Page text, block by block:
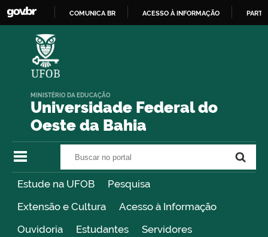
COMUNICA BR ACESSO À INFORMAÇÃO
Universidade Federal do
Oeste da Bahia
MINISTÉRIO DA EDUCAÇÃO
Estude na UFOB
Pesquisa
Extensão e Cultura
Acesso à Informação
Ouvidoria
Estudantes Servidores